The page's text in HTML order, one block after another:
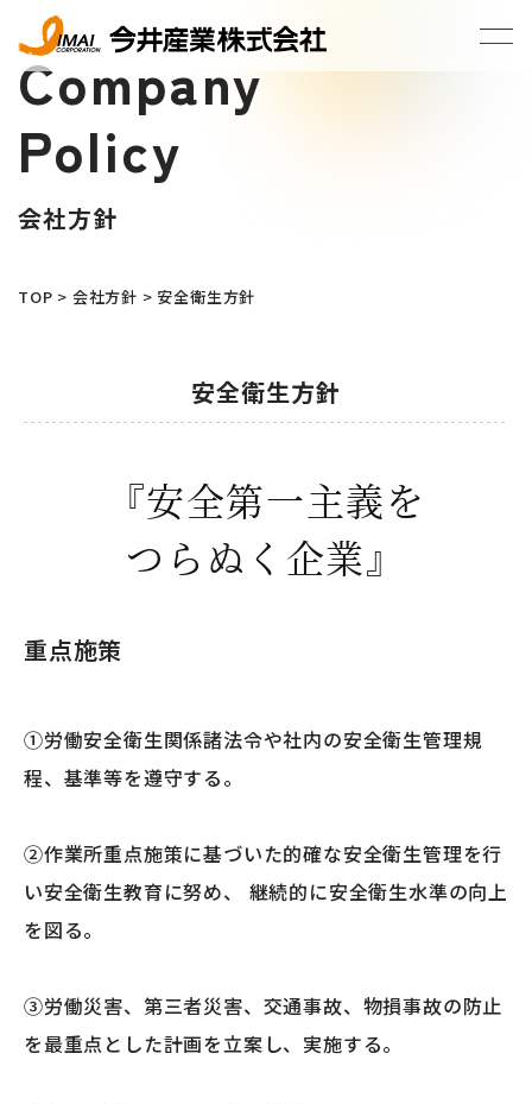
Company
Policy
会社方針
TOP > 会社方針 > 安全衛生方針
安全衛生方針
『安全第一主義を
つらぬく企業』
重点施策
①労働安全衛生関係諸法令や社内の安全衛生管理規
程、基準等を遵守する。
②作業所重点施策に基づいた的確な安全衛生管理を行
い安全衛生教育に努め、 継続的に安全衛生水準の向上
を図る。
③労働災害、第三者災害、交通事故、物損事故の防止
を最重点とした計画を立案し、実施する。